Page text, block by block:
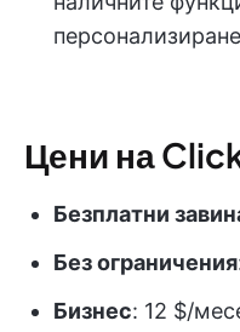
персонализиране
Цени на
Безплатни
Без ограничения
Бизнес: 12 $/